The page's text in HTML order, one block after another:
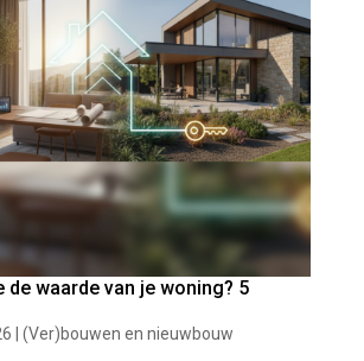
de waarde van je woning? 5
(Ver)bouwen en nieuwbouw